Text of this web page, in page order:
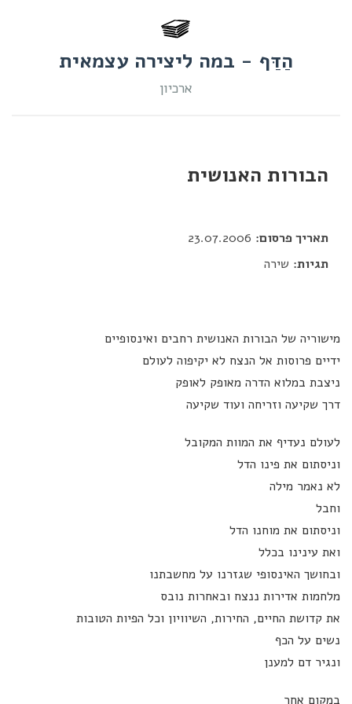
הַדַּף - במה ליצירה עצמאית
ארכיון
הבורות האנושית
תאריך פרסום:
תגיות: שירה
מישוריה של הבורות האנושית רחבים ואינסופיים
ידיים פרוסות אל הנצח לא יקיפוה לעולם
ניצבת במלוא הדרה מאופק לאופק
דרך שקיעה וזריחה ועוד שקיעה
לעולם נעדיף את המוות המקובל
וניסתום את פינו הדל
לא נאמר מילה
וחבל
וניסתום את מוחנו הדל
ואת עינינו בכלל
ובחושך האינסופי שגזרנו על מחשבתנו
מלחמות אדירות ננצח ובאחרות נובס
את קדושת החיים, החירות, השיוויון וכל הפיות הטובות
נשים על הכף
ונגיר דם למענן
במקום אחר